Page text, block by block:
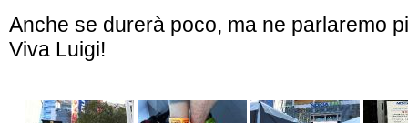
Anche se durerà poco, ma ne parlaremo
Viva Luigi!